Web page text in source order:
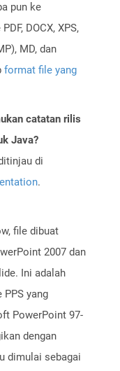
pun ke
DOCX, XPS,
MD, dan
format file yang
catatan rilis
Java?
di
.
file dibuat
2007 dan
Ini adalah
yang
PowerPoint 97-
dengan
dimulai sebagai